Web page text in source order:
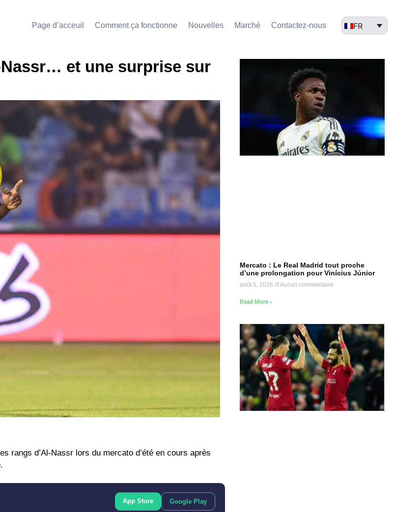
Page d’acceuil Comment ça fonctionne Nouvelles Marché​ Contactez-nous FR
et une surprise sur
rangs d’Al-Nassr lors du mercato d’été en cours après
App Store Google Play
Mercato : Le Real Madrid tout proche
d’une prolongation pour Vinícius Júnior
août 5, 2026 Aucun commentaire
Read More »